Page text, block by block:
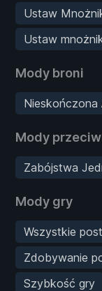
Ustaw
Ustaw
Mody broni
Nieskończona
Mody
Zabójstwa
Mody gry
Wszystkie
Zdobywanie
Szybkość gry